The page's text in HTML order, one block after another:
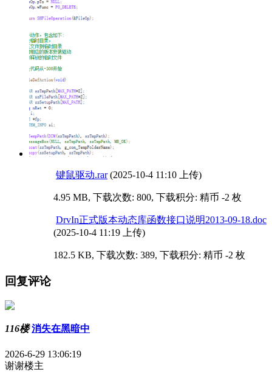
键鼠驱动.rar (2025-10-4 11:10 上传)
4.95 MB, 下载次数: 800, 下载积分: 精币 -2 枚
DrvIn正式版本动态库函数接口说明2013-09-18.doc
(2025-10-4 11:19 上传)
182.5 KB, 下载次数: 389, 下载积分: 精币 -2 枚
回复评论
116楼 消失在黑暗中
2026-6-29 13:06:19
谢谢楼主